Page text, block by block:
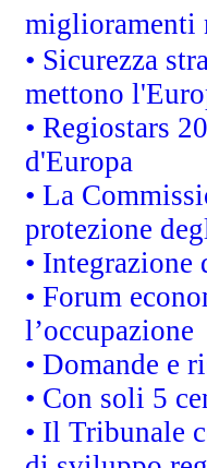
miglioramenti
• Sicurezza
mettono
• Regiostars
d'Europa
• La
protezione
•
• Forum
l’occupazione
• Domande e
• Con soli 5
• Il Tribunale